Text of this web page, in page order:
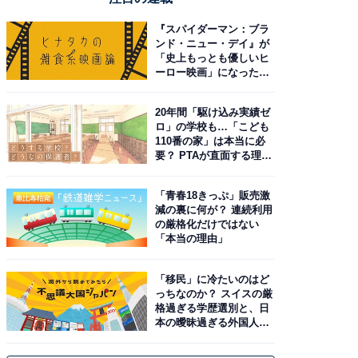
『スパイダーマン：ブラ
ンド・ニュー・デイ』が
「史上もっとも優しいヒ
ーロー映画」になった理
20年間「駆け込み実績ゼ
ロ」の学校も…「こども
110番の家」は本当に必
要？ PTAが直面する理想
「青春18きっぷ」販売激
減の裏に何が？ 連続利用
の厳格化だけではない
「本当の理由」
「移民」に冷たいのはど
っちなのか？ スイスの厳
格過ぎる学歴選別と、日
本の曖昧過ぎる外国人政